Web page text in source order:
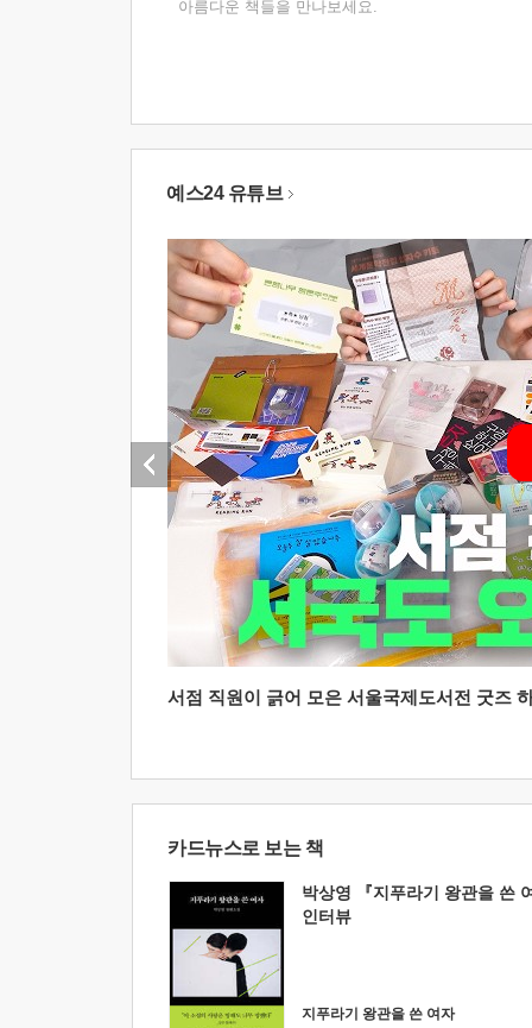
아름다운 책들을 만나보세요.
예스24 유튜브
서점 직원이 긁어 모은 서울국제도서전 굿즈
카드뉴스로 보는 책
박상영 『지푸라기 왕관을 쓴
인터뷰
지푸라기 왕관을 쓴 여자